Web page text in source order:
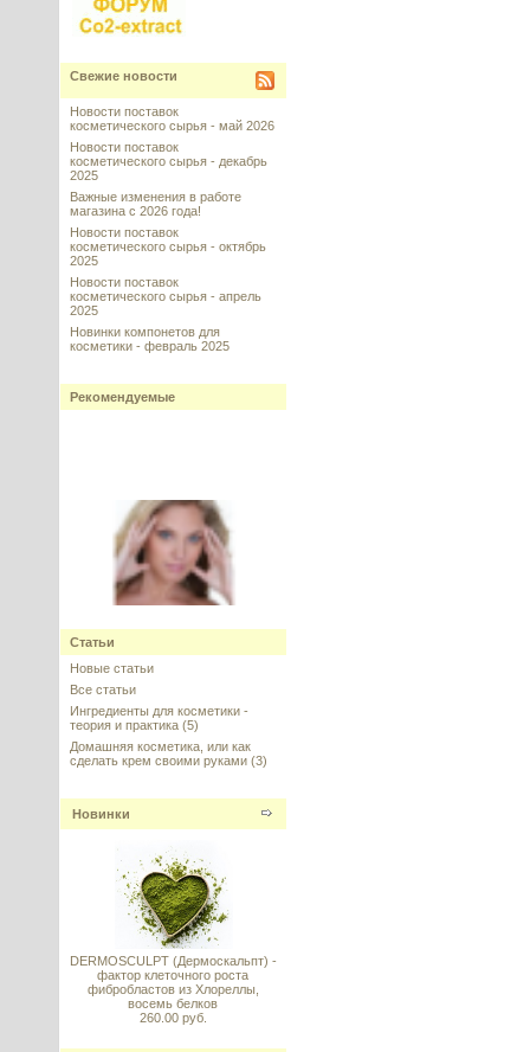
Свежие новости
Новости поставок
косметического сырья - май 2026
Новости поставок
косметического сырья - декабрь
2025
Важные изменения в работе
магазина с 2026 года!
Новости поставок
косметического сырья - октябрь
2025
Новости поставок
косметического сырья - апрель
2025
Новинки компонетов для
косметики - февраль 2025
Рекомендуемые
Франция
---------
Rigin (Риджин, Ригин), пептид для
упругости и эластичности кожи,
Sederma, 5 г
---------
Комплекс фитостеролов
пастообразный (Phytosterol
Статьи
Новые статьи
Все статьи
Ингредиенты для косметики -
теория и практика (5)
Домашняя косметика, или как
сделать крем своими руками (3)
Новинки
DERMOSCULPT (Дермоскальпт) -
фактор клеточного роста
фибробластов из Хлореллы,
восемь белков
260.00 руб.